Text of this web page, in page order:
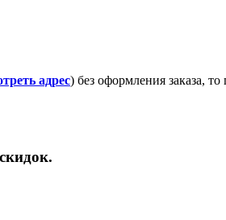
адрес) без оформления заказа,